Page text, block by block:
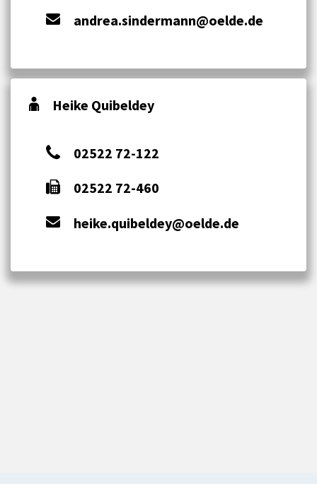
andrea.sindermann@oelde.de
Heike Quibeldey
02522 72-122
02522 72-460
heike.quibeldey@oelde.de